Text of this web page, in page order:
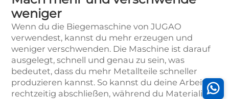
weniger
Wenn du die Biegemaschine von JUGAO
verwendest, kannst du mehr erzeugen und
weniger verschwenden. Die Maschine ist darauf
ausgelegt, schnell und genau zu sein, was
bedeutet, dass du mehr Metallteile schneller
produzieren kannst. So kannst du deine Arbeit
rechtzeitig abschließen, während du Materialien